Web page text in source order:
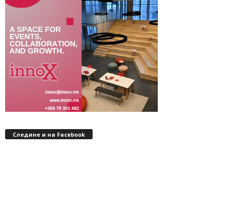
Следине и на Facebook